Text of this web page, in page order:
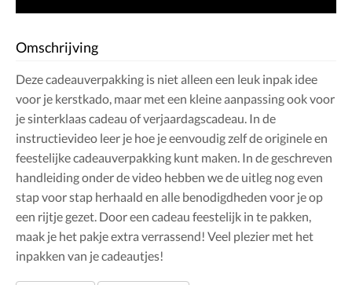
Omschrijving
Deze cadeauverpakking is niet alleen een leuk inpak idee
voor je kerstkado, maar met een kleine aanpassing ook voor
je sinterklaas cadeau of verjaardagscadeau. In de
instructievideo leer je hoe je eenvoudig zelf de originele en
feestelijke cadeauverpakking kunt maken. In de geschreven
handleiding onder de video hebben we de uitleg nog even
stap voor stap herhaald en alle benodigdheden voor je op
een rijtje gezet. Door een cadeau feestelijk in te pakken,
maak je het pakje extra verrassend! Veel plezier met het
inpakken van je cadeautjes!